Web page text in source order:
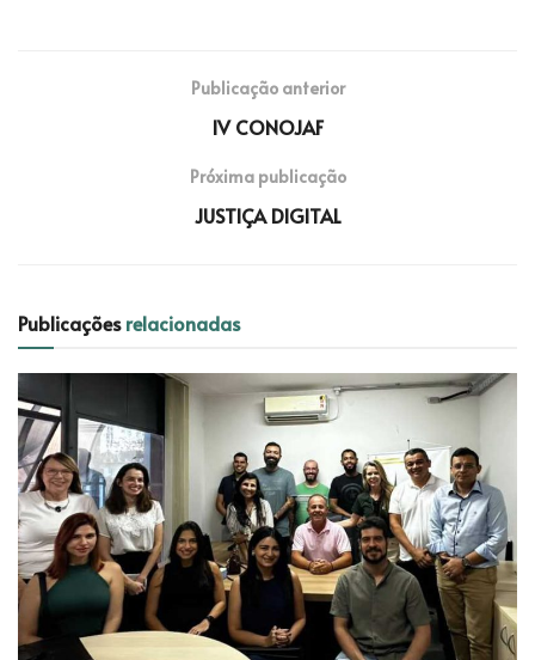
Publicação anterior
IV CONOJAF
Próxima publicação
JUSTIÇA DIGITAL
Publicaçõesrelacionadas